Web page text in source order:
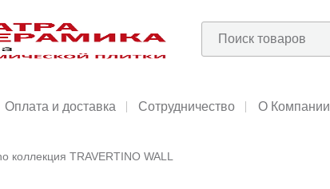
Оплата и доставка Сотрудничество О Компании
коллекция TRAVERTINO WALL